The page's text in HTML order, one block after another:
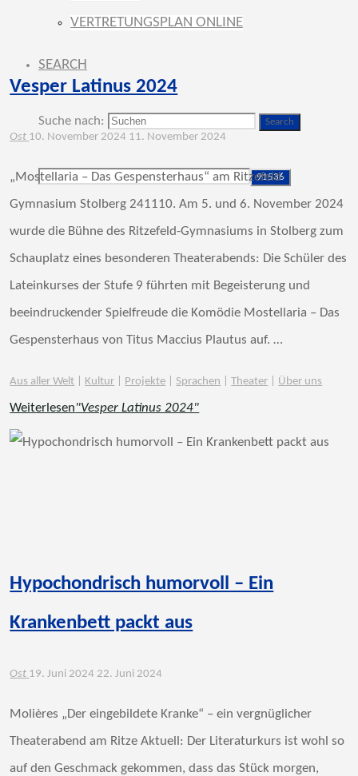
VERTRETUNGSPLAN ONLINE
SEARCH
Suche nach: Search
Vesper Latinus 2024
Ost 10. November 2024 11. November 2024
„Mostellaria – Das Gespensterhaus“ am Ritzefeld-
Gymnasium Stolberg 241110. Am 5. und 6. November 2024
wurde die Bühne des Ritzefeld-Gymnasiums in Stolberg zum
Schauplatz eines besonderen Theaterabends: Die Schüler des
Lateinkurses der Stufe 9 führten mit Begeisterung und
beeindruckender Spielfreude die Komödie Mostellaria – Das
Gespensterhaus von Titus Maccius Plautus auf. …
Aus aller Welt Kultur Projekte Sprachen Theater Über uns
Weiterlesen"Vesper Latinus 2024"
Hypochondrisch humorvoll – Ein
Krankenbett packt aus
Ost 19. Juni 2024 22. Juni 2024
Molières „Der eingebildete Kranke“ – ein vergnüglicher
Theaterabend am Ritze Aktuell: Der Literaturkurs ist wohl so
auf den Geschmack gekommen, dass das Stück morgen,